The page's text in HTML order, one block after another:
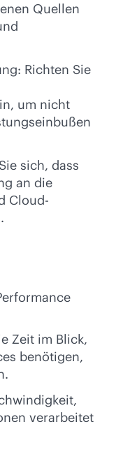
Quellen
Richten Sie
um nicht
sich, dass
an die
Cloud-
Zeit im Blick,
benötigen,
verarbeitet